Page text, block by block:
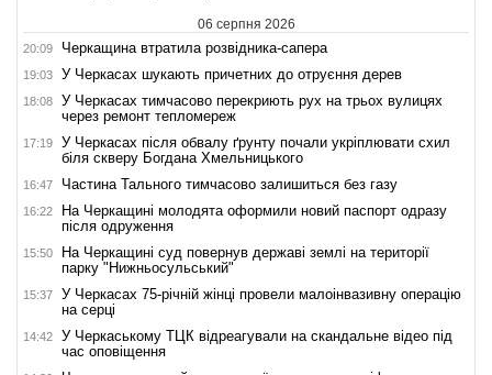
06 серпня 2026
20:09 Черкащина втратила розвідника-сапера
19:03 У Черкасах шукають причетних до отруєння дерев
18:08
У Черкасах тимчасово перекриють рух на трьох вулицях
через ремонт тепломереж
17:19
У Черкасах після обвалу ґрунту почали укріплювати схил
біля скверу Богдана Хмельницького
16:47 Частина Тального тимчасово залишиться без газу
16:22
На Черкащині молодята оформили новий паспорт одразу
після одруження
15:50
На Черкащині суд повернув державі землі на території
парку "Нижньосульський"
15:37
У Черкасах 75-річній жінці провели малоінвазивну операцію
на серці
14:42
У Черкаському ТЦК відреагували на скандальне відео під
час оповіщення